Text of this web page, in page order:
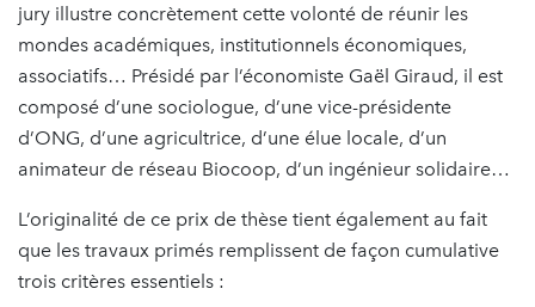
jury illustre concrètement cette volonté de réunir les
mondes académiques, institutionnels économiques,
associatifs… Présidé par l’économiste Gaël Giraud, il est
composé d’une sociologue, d’une vice-présidente
d’ONG, d’une agricultrice, d’une élue locale, d’un
animateur de réseau Biocoop, d’un ingénieur solidaire…
L’originalité de ce prix de thèse tient également au fait
que les travaux primés remplissent de façon cumulative
trois critères essentiels :